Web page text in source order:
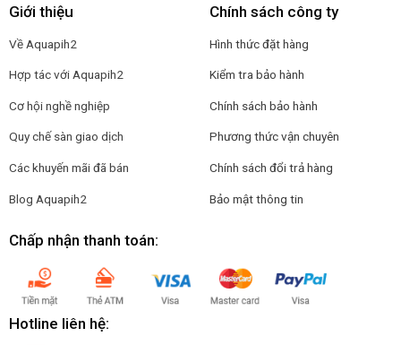
Giới thiệu
Về Aquapih2
Hợp tác với Aquapih2
Cơ hội nghề nghiệp
Quy chế sàn giao dịch
Các khuyến mãi đã bán
Blog Aquapih2
Chính sách công ty
Hình thức đặt hàng
Kiểm tra bảo hành
Chính sách bảo hành
Phương thức vận chuyên
Chính sách đổi trả hàng
Bảo mật thông tin
Chấp nhận thanh toán:
Hotline liên hệ: